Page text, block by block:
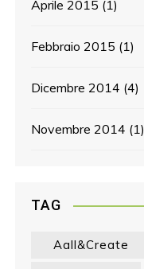
Aprile 2015 (1)
Febbraio 2015 (1)
Dicembre 2014 (4)
Novembre 2014 (1)
TAG
Aall&create